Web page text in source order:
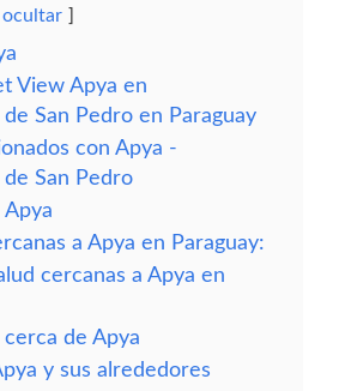
ocultar
View Apya en
San Pedro en Paraguay
con Apya -
San Pedro
a Apya en Paraguay:
cercanas a Apya en
de Apya
y sus alrededores